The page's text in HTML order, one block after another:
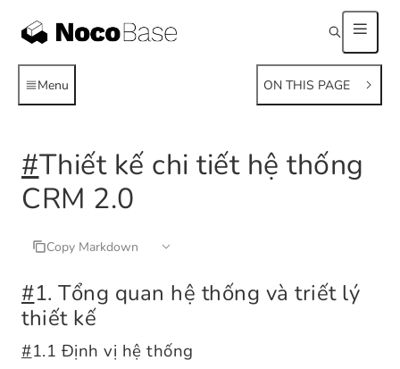
Menu ON THIS PAGE
#Thiết kế chi tiết hệ thống
CRM 2.0
Copy Markdown
#1. Tổng quan hệ thống và triết lý
thiết kế
#1.1 Định vị hệ thống